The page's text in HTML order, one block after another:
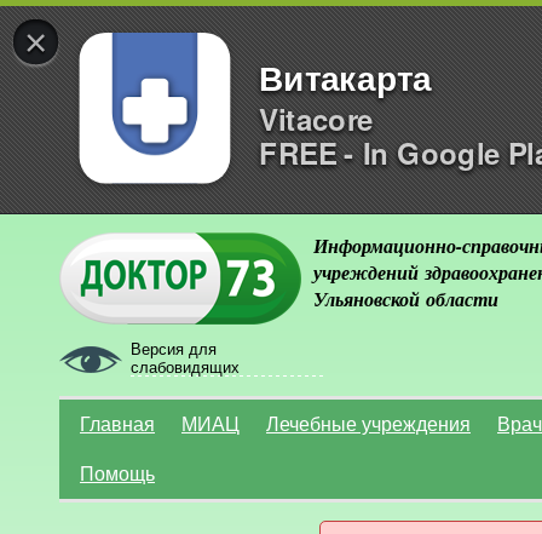
×
Витакарта
Vitacore
FREE - In Google
Версия для
слабовидящих
Информационно-
учреждений
Ульяновской области
Главная МИАЦ Лечебные учреждения
Помощь